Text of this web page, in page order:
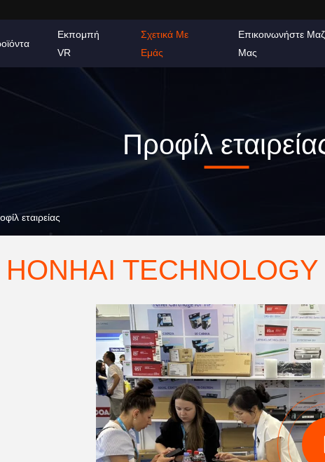
Εκπομπή
VR
Σχετικά Με
Εμάς
Επικοινωνήστε
Μας
Προφίλ
εταιρείας
HONHAI